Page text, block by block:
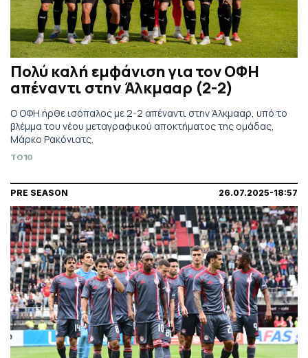
Πολύ καλή εμφάνιση για τον ΟΦΗ
απέναντι στην Άλκμααρ (2-2)
Ο ΟΦΗ ήρθε ισόπαλος με 2-2 απέναντι στην Άλκμααρ, υπό το
βλέμμα του νέου μεταγραφικού αποκτήματος της ομάδας,
Μάρκο Ρακόνιατς.
TO10
PRE SEASON 26.07.2025-18:57